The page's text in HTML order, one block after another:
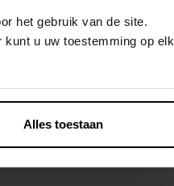
het gebruik van de site.
kunt u uw toestemming op elk
Alles toestaan